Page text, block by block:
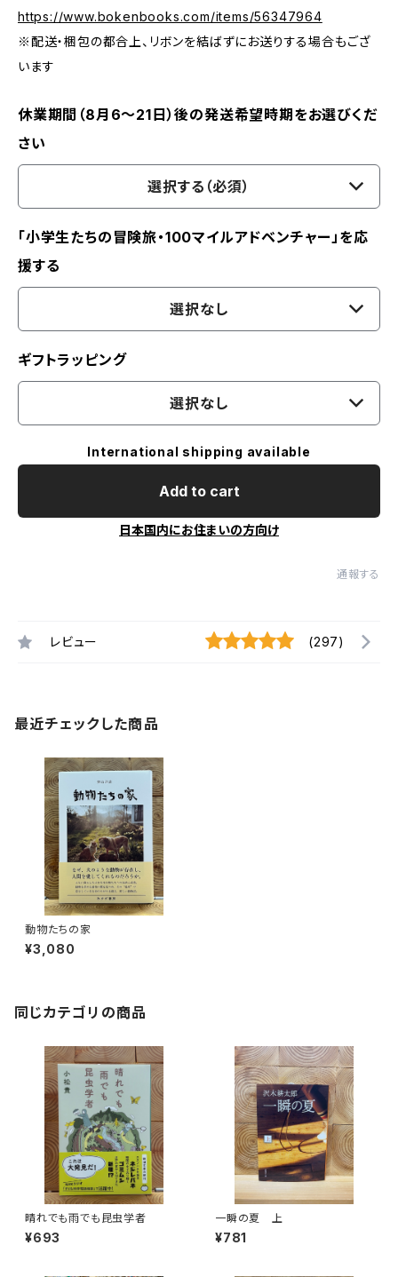
https://www.bokenbooks.com/items/56347964
※配送・梱包の都合上、リボンを結ばずにお送りする場合もござ
います
休業期間（8月6〜21日）後の発送希望時期をお選びくだ
さい
選択する（必須）
「小学生たちの冒険旅・100マイルアドベンチャー」を応
援する
選択なし
ギフトラッピング
選択なし
International shipping available
Add to cart
日本国内にお住まいの方向け
通報する
レビュー (297)
最近チェックした商品
動物たちの家
¥3,080
同じカテゴリの商品
晴れでも雨でも昆虫学者
¥693
一瞬の夏 上
¥781